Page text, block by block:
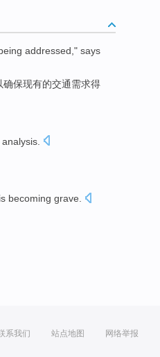
addressed ," says
确保现有的交通需求得
analysis
is becoming grave.
系我们 站点地图 网络举报